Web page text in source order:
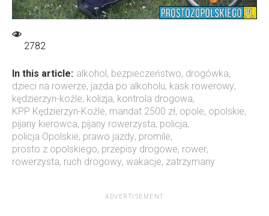
2782
In this article: alkohol, bezpieczeństwo, drogówka,
dzieci na rowerze, jazda po alkoholu, kask rowerowy,
kędzierzyn-koźle, kolizja, kontrola drogowa,
KPP Kędzierzyn-Koźle, mandat 2500 zł, opole, opolskie,
pijany kierowca, pijany rowerzysta, policja,
policja Opolskie, prawo jazdy, promile,
prosto z opolskiego, przepisy drogowe, rower,
rowerzysta, ruch drogowy, wakacje, zatrzymany
ADVERTISEMENT